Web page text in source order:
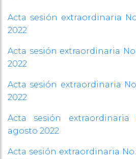
Acta sesión extraordinaria
2022
Acta sesión extraordinaria
2022
Acta sesión extraordinaria
2022
Acta sesión
agosto 2022
Acta sesión extraordinaria